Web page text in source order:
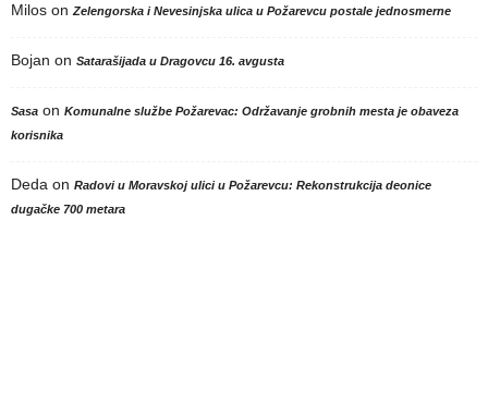
Milos on Zelengorska i Nevesinjska ulica u Požarevcu postale jednosmerne
Bojan on Satarašijada u Dragovcu 16. avgusta
Sasa on Komunalne službe Požarevac: Održavanje grobnih mesta je obaveza
korisnika
Deda on Radovi u Moravskoj ulici u Požarevcu: Rekonstrukcija deonice
dugačke 700 metara